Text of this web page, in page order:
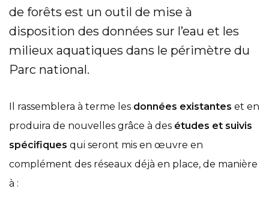
de forêts est un outil de mise à
disposition des données sur l’eau et les
milieux aquatiques dans le périmètre du
Parc national.
Il rassemblera à terme les données existantes et en
produira de nouvelles grâce à des études et suivis
spécifiques qui seront mis en œuvre en
complément des réseaux déjà en place, de manière
à :